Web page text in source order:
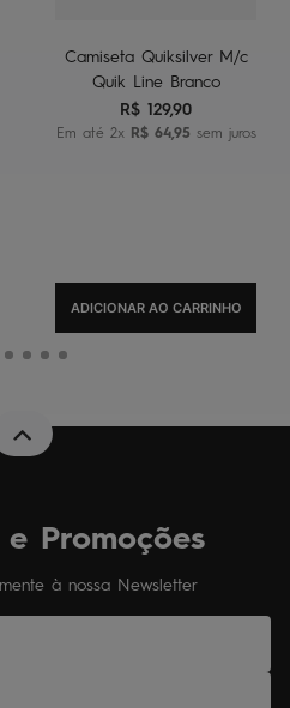
Camiseta Quiksilver M/c
Quik Line Branco
R$ 129,90
Em até 2x R$ 64,95 sem juros
ADICIONAR AO CARRINHO
Promoções
à nossa Newsletter